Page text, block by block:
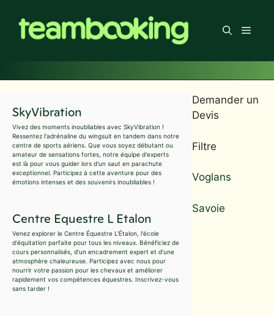
contenu
Menu
SkyVibration
Vivez des moments inoubliables avec SkyVibration !
Ressentez l'adrénaline du wingsuit en tandem dans notre
centre de sports aériens. Que vous soyez débutant ou
amateur de sensations fortes, notre équipe d'experts
est là pour vous guider lors d'un saut en parachute
exceptionnel. Participez à cette aventure pour des
émotions intenses et des souvenirs inoubliables !
Centre Equestre L Etalon
Venez explorer le Centre Équestre L'Étalon, l'école
d'équitation parfaite pour tous les niveaux. Bénéficiez de
cours personnalisés, d'un encadrement expert et d'une
atmosphère chaleureuse. Participez avec nous pour
nourrir votre passion pour les chevaux et améliorer
rapidement vos compétences équestres. Inscrivez-vous
sans tarder !
Demander un
Devis
Filtre
Voglans
Savoie